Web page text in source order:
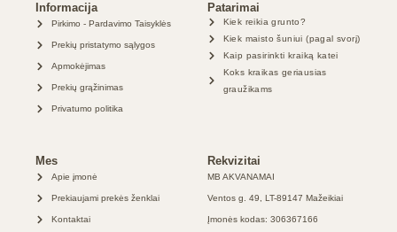
Informacija
Pirkimo - Pardavimo Taisyklės
Prekių pristatymo sąlygos
Apmokėjimas
Prekių grąžinimas
Privatumo politika
Patarimai
Kiek reikia grunto?
Kiek maisto šuniui (pagal svorį)
Kaip pasirinkti kraiką katei
Koks kraikas geriausias
graužikams
Mes
Apie įmonė
Prekiaujami prekės ženklai
Kontaktai
Rekvizitai
MB AKVANAMAI
Ventos g. 49, LT-89147 Mažeikiai
Įmonės kodas: 306367166